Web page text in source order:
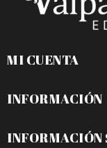
MI CUENTA
INFORMACIÓN